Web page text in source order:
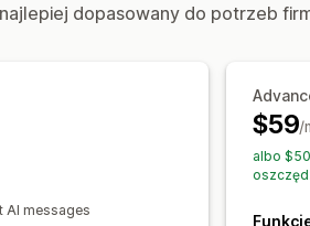
dopasowany do potrzeb
AI messages
$59/
albo